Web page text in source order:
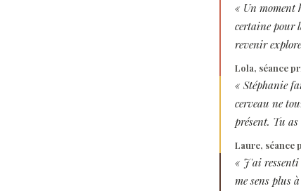
« Un moment
certaine pour
revenir
Lola, séance
« Stéphanie
cerveau ne
présent. Tu
Laure, séance
« J'ai ressenti
me sens plus